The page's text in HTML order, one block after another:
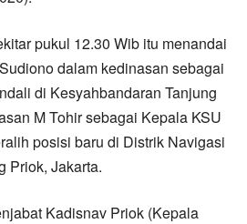
pukul 12.30 Wib itu menandai
dalam kedinasan sebagai
di Kesyahbandaran Tanjung
M Tohir sebagai Kepala KSU
posisi baru di Distrik Navigasi
Priok, Jakarta.
Kadisnav Priok (Kepala